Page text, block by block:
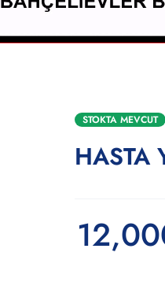
STOKTA MEVCUT
HASTA